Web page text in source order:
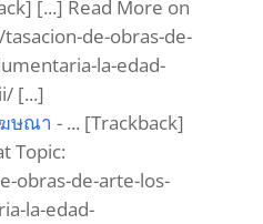
[...] Read More on
de-obras-de-
la-edad-
[...]
ษณา - ... [Trackback]
Topic:
obras-de-arte-los-
la-edad-